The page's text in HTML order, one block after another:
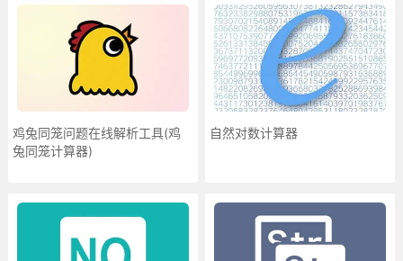
鸡兔同笼问题在线解析工具(鸡
兔同笼计算器)
自然对数计算器